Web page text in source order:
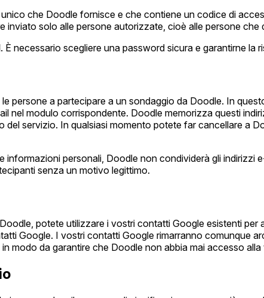
che Doodle fornisce e che contiene un codice di
inviato solo alle persone autorizzate, cioè alle persone che
necessario scegliere una password sicura e garantirne
persone a partecipare a un sondaggio da Doodle. In
nel modulo corrispondente. Doodle memorizza questi
del servizio. In qualsiasi momento potete far cancellare a
informazioni personali, Doodle non condividerà gli
senza un motivo legittimo.
potete utilizzare i vostri contatti Google esistenti
Google. I vostri contatti Google rimarranno comunque
modo da garantire che Doodle non abbia mai accesso